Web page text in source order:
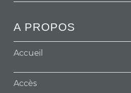
A PROPOS
Accueil
Accès